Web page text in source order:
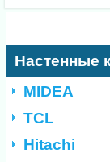
Настенные
MIDEA
TCL
Hitachi